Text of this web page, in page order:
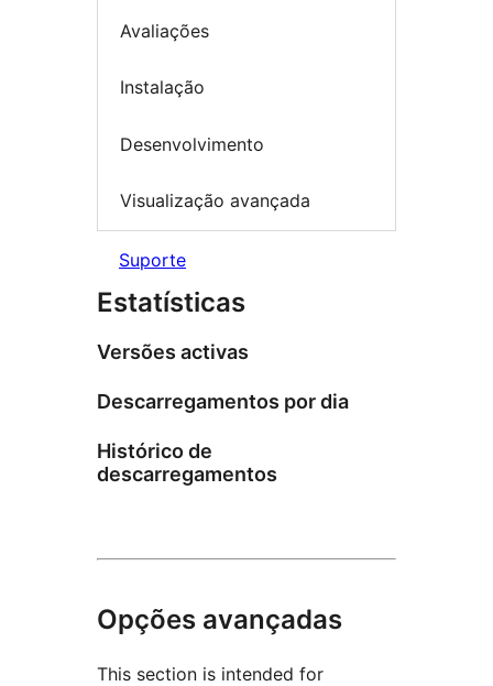
Avaliações
Instalação
Desenvolvimento
Visualização avançada
Suporte
Estatísticas
Versões activas
Descarregamentos por dia
Histórico de
descarregamentos
Opções avançadas
This section is intended for